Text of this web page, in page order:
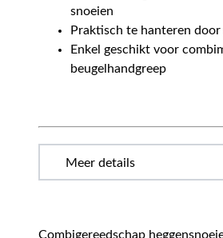
snoeien
Praktisch te hanteren
Enkel geschikt voor
beugelhandgreep
Combigereedschap